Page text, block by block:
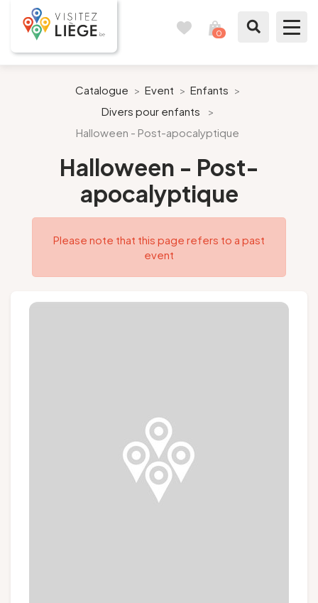
0
Like a citizen of Liège
Prepare my stay
Our suggestions
City of Liège
Presse
Catalogue > Event > Enfants >
Divers pour enfants
>
Halloween - Post-apocalyptique
Halloween - Post-
apocalyptique
Please note that this page refers to a past
event